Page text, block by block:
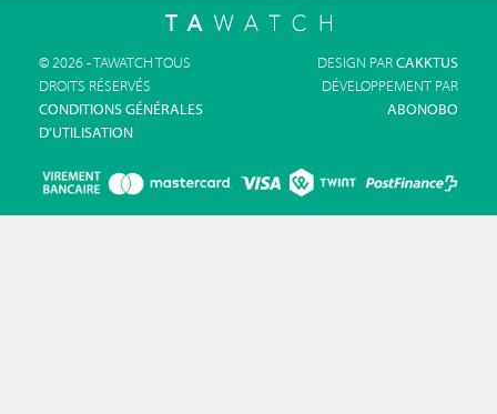
© 2026 - TAWATCH TOUS
DROITS RÉSERVÉS
CONDITIONS GÉNÉRALES
D'UTILISATION
DESIGN PARCAKKTUS
DÉVELOPPEMENT PAR
ABONOBO